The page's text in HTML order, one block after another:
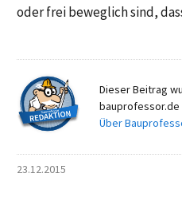
oder frei beweglich sind,
Dieser Beitrag
bauprofessor.de
Über
23.12.2015